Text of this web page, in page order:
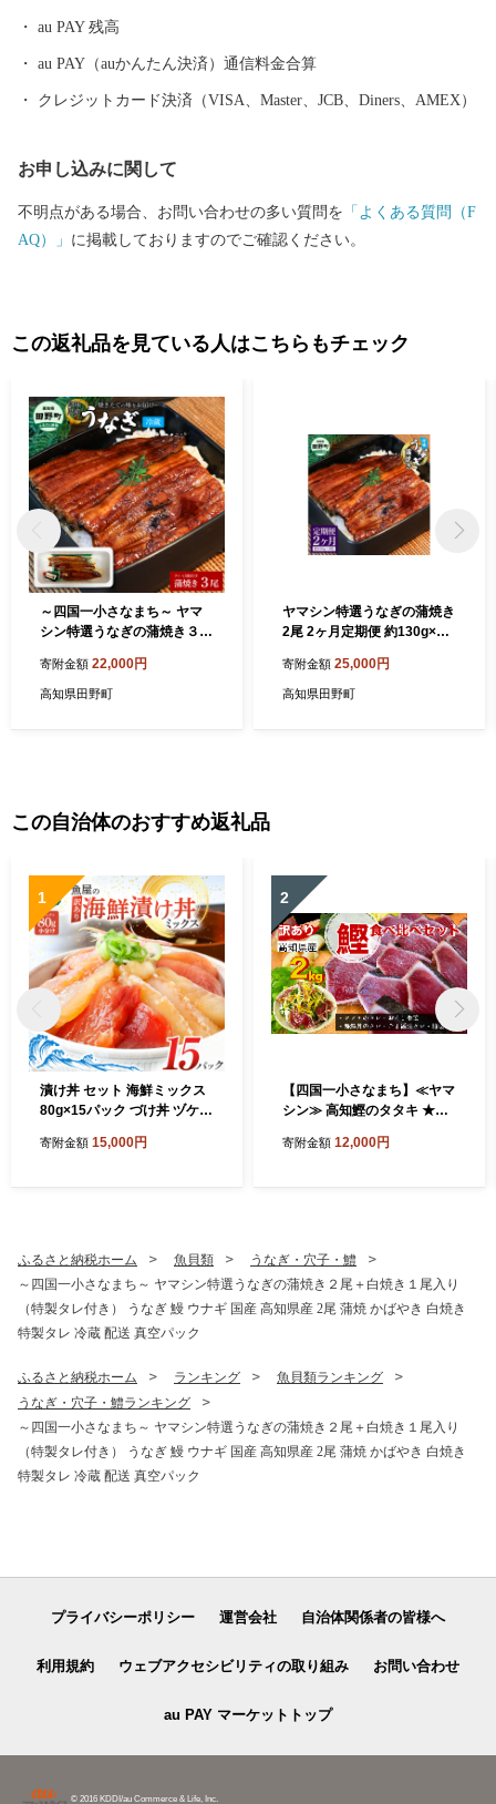
au PAY 残高
au PAY（auかんたん決済）通信料金合算
クレジットカード決済（VISA、Master、JCB、Diners、AMEX）
お申し込みに関して
不明点がある場合、お問い合わせの多い質問を 「よくある質問（F
AQ）」 に掲載しておりますのでご確認ください。
この返礼品を見ている人はこちらもチェック
～四国一小さなまち～ ヤマ
シン特選うなぎの蒲焼き３尾
ウナギ 国産 高知県産 蒲焼 か
ばやき 白焼き 特製タレ 冷蔵
寄附金額 22,000円
高知県田野町
ヤマシン特選うなぎの蒲焼き
2尾 2ヶ月定期便 約130g×2
ギ 無頭 国産 蒲焼 かば焼き
かばやき 特製タレ おいしい
寄附金額 25,000円
高知県田野町
この自治体のおすすめ返礼品
1
漬け丼 セット 海鮮ミックス
80g×15パック づけ丼 ヅケ丼
素 訳あり 規格外 マグロ 鮪
鮮 魚介類 新鮮 個包装 小分け
真空パック 海鮮丼セット 刺
身 おすすめ 人気 ランキング
ふるさと納税 ふるさとチョ
イス 15000円
寄附金額 15,000円
2
【四国一小さなまち】≪ヤマ
シン≫ 高知鰹のタタキ ★訳
ット（タレ・おろし生姜・柚
寄附金額 12,000円
ふるさと納税ホーム 魚貝類
うなぎ・穴子・鱧
～四国一小さなまち～ ヤマシン特選うなぎの蒲焼き２尾＋白焼き１尾入り
（特製タレ付き） うなぎ 鰻 ウナギ 国産 高知県産 2尾 蒲焼 かばやき 白焼き
特製タレ 冷蔵 配送 真空パック
ふるさと納税ホーム ランキング
魚貝類ランキング
うなぎ・穴子・鱧ランキング
～四国一小さなまち～ ヤマシン特選うなぎの蒲焼き２尾＋白焼き１尾入り
（特製タレ付き） うなぎ 鰻 ウナギ 国産 高知県産 2尾 蒲焼 かばやき 白焼き
特製タレ 冷蔵 配送 真空パック
プライバシーポリシー 運営会社 自治体関係者の皆様へ
利用規約 ウェブアクセシビリティの取り組み お問い合わせ
au PAY マーケットトップ
© 2016 KDDI/au Commerce & Life, Inc.